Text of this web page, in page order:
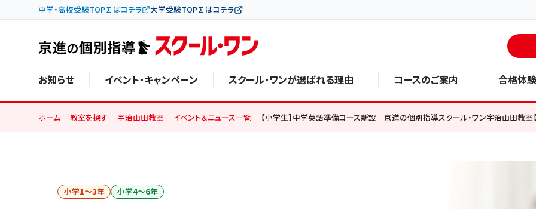
中学・高校受験TOP∑はコチラ 大学受験TOP∑はコチラ
お知らせ イベント・キャンペーン スクール・ワンが選ばれる理由 コースのご案内 合格体
ホーム 教室を探す 宇治山田教室 イベント＆ニュース一覧 【小学生】中学英語準備コース新設｜京進の個別指導スクール・ワン宇治山田教室
小学1〜3年 小学4〜6年